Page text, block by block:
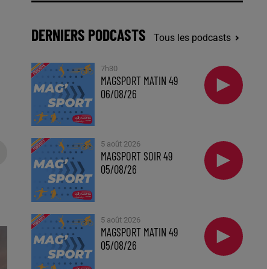
DERNIERS PODCASTS Tous les podcasts
7h30
MAGSPORT MATIN 49
06/08/26
5 août 2026
MAGSPORT SOIR 49
05/08/26
5 août 2026
MAGSPORT MATIN 49
05/08/26